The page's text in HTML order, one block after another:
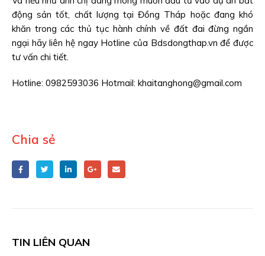
động sản tốt, chất lượng tại Đồng Tháp hoặc đang khó
khăn trong các thủ tục hành chính về đất đai đừng ngần
ngại hãy liên hệ ngay Hotline của Bdsdongthap.vn để được
tư vấn chi tiết.
Hotline: 0982593036 Hotmail: khaitanghong@gmail.com
Chia sẻ
TIN LIÊN QUAN